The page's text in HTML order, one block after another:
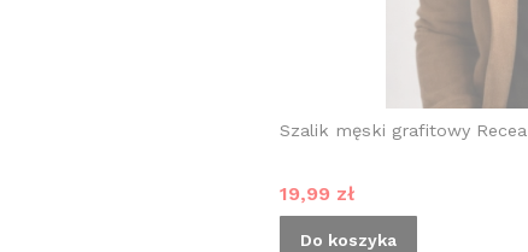
Szalik męski grafitowy Recea
Cena promocyjna
19,99 zł
Do koszyka